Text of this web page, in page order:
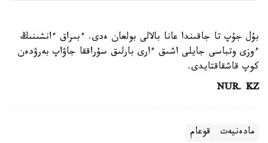
بۇل جۇپ تا جاقىندا عانا بالالى بولعان ەدى. ءبىراق ءانشىنىڭ
ءوزى وتباسى جايلى اشىق ءارى بارلىق سۇراققا جاۋاپ بەرۋدەن
كوپ قاشقاقتايدى.
NUR. KZ
مادەنيەت قوعام